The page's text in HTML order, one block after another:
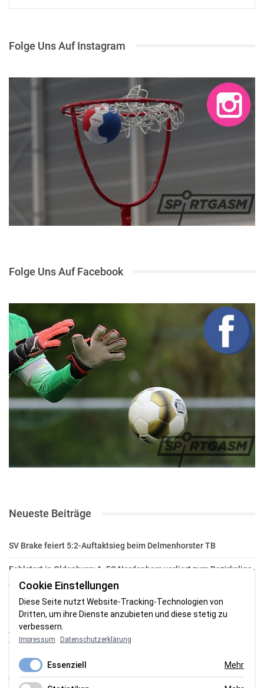
Folge Uns Auf Instagram
Folge Uns Auf Facebook
Neueste Beiträge
SV Brake feiert 5:2-Auftaktsieg beim Delmenhorster TB
Fehlstart in Oldenburg: 1. FC Nordenham verliert zum Bezirksliga-
Auftakt
Fußball in der Wesermarsch: Die Bilder vom Wochenende
Aufstieg geschafft: HSG-Unterweser-C-Jugend macht sich bereit
für die Oberliga
HSG Unterweser startet mit neuem Torwarttrainer in die
Vorbereitung
Cookie Einstellungen
Diese Seite nutzt Website-Tracking-Technologien von
Dritten, um ihre Dienste anzubieten und diese stetig zu
verbessern.
Impressum Datenschutzerklärung
Essenziell Mehr